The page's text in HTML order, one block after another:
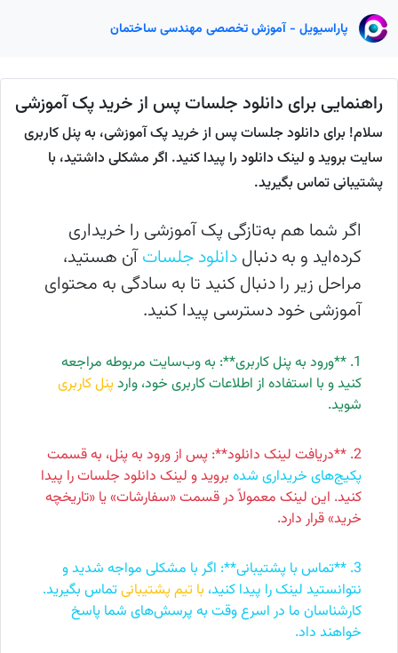
پاراسیویل - آموزش تخصصی مهندسی ساختمان
راهنمایی برای دانلود جلسات پس از خرید پک آموزشی
سلام! برای دانلود جلسات پس از خرید پک آموزشی، به پنل کاربری
سایت بروید و لینک دانلود را پیدا کنید. اگر مشکلی داشتید، با
پشتیبانی تماس بگیرید.
اگر شما هم به‌تازگی پک آموزشی را خریداری
کرده‌اید و به دنبالدانلود جلساتآن هستید،
مراحل زیر را دنبال کنید تا به سادگی به محتوای
آموزشی خود دسترسی پیدا کنید.
1. **ورود به پنل کاربری**: به وب‌سایت مربوطه مراجعه
کنید و با استفاده از اطلاعات کاربری خود، واردپنل کاربری
شوید.
2. **دریافت لینک دانلود**: پس از ورود به پنل، به قسمت
پکیج‌های خریداری شده بروید و لینک دانلود جلسات را پیدا
کنید. این لینک معمولاً در قسمت «سفارشات» یا «تاریخچه
خرید» قرار دارد.
3. **تماس با پشتیبانی**: اگر با مشکلی مواجه شدید و
نتوانستید لینک را پیدا کنید، با تیم پشتیبانیتماس بگیرید.
کارشناسان ما در اسرع وقت به پرسش‌های شما پاسخ
خواهند داد.